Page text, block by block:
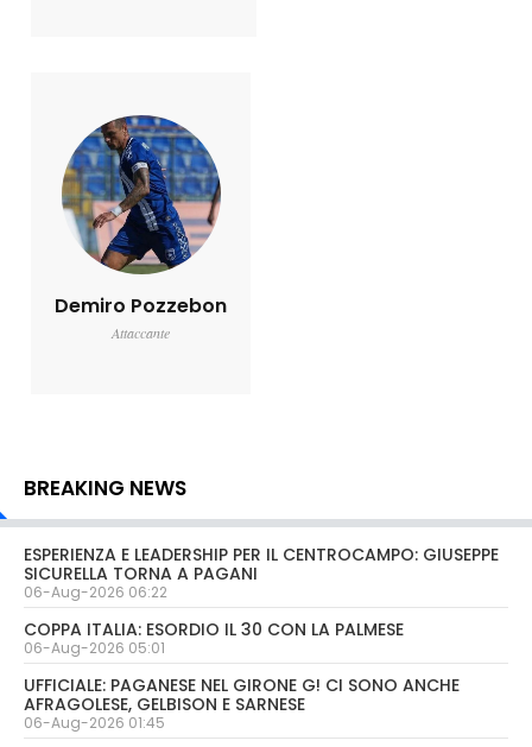
Demiro Pozzebon
Attaccante
BREAKING NEWS
ESPERIENZA E LEADERSHIP PER IL CENTROCAMPO: GIUSEPPE
SICURELLA TORNA A PAGANI
06-Aug-2026 06:22
COPPA ITALIA: ESORDIO IL 30 CON LA PALMESE
06-Aug-2026 05:01
UFFICIALE: PAGANESE NEL GIRONE G! CI SONO ANCHE
AFRAGOLESE, GELBISON E SARNESE
06-Aug-2026 01:45